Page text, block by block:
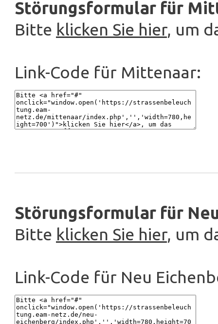
Störungsformular für
Bitte klicken Sie hier, um
Link-Code für Mittenaar:
Störungsformular für
Bitte klicken Sie hier, um
Link-Code für Neu